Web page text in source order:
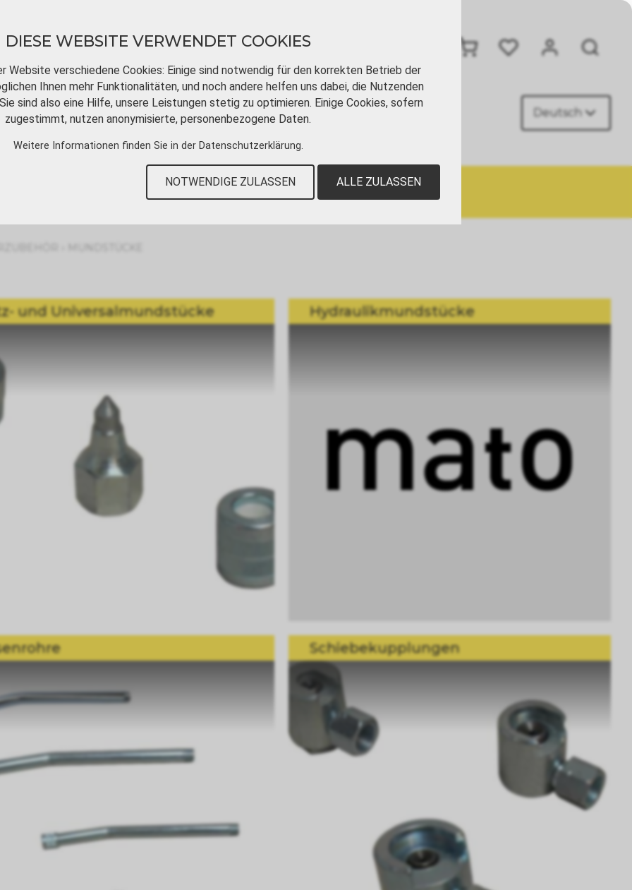
DOWNLOADS VIDEOTUTORIALS KONTAKT Deutsch
und Universalmundstücke Hydraulikmundstücke
Schiebekupplungen
DIESE WEBSITE VERWENDET COOKIES
Website verschiedene Cookies: Einige sind notwendig für den korrekten Betrieb der
Ihnen mehr Funktionalitäten, und noch andere helfen uns dabei, die Nutzenden
sind also eine Hilfe, unsere Leistungen stetig zu optimieren. Einige Cookies, sofern
zugestimmt, nutzen anonymisierte, personenbezogene Daten.
Weitere Informationen finden Sie in der Datenschutzerklärung.
NOTWENDIGE ZULASSEN ALLE ZULASSEN